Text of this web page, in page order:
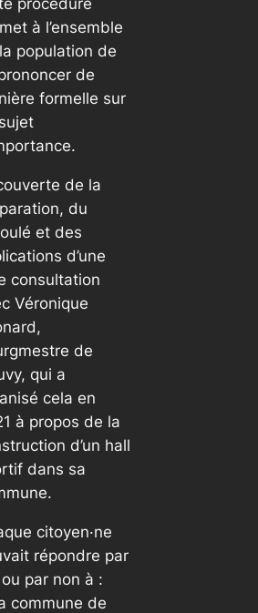
procédure
à l’ensemble
population de
de
formelle sur
de la
du
et des
d’une
consultation
Véronique
de
qui a
cela en
à propos de la
d’un hall
dans sa
citoyen·ne
répondre par
par non à :
commune de